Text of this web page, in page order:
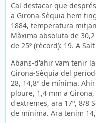
Cal destacar que
a Girona-Sèquia hem
1884, temperatura
Màxima absoluta de
de 25º (rècord): 19. A
Abans-d'ahir vam tenir
Girona-Sèquia del
28, 14,8º de mínima.
ploure, 1,4 mm a Girona,
d'extremes, ara 17º, 8/8
de mínima. Ara tenim